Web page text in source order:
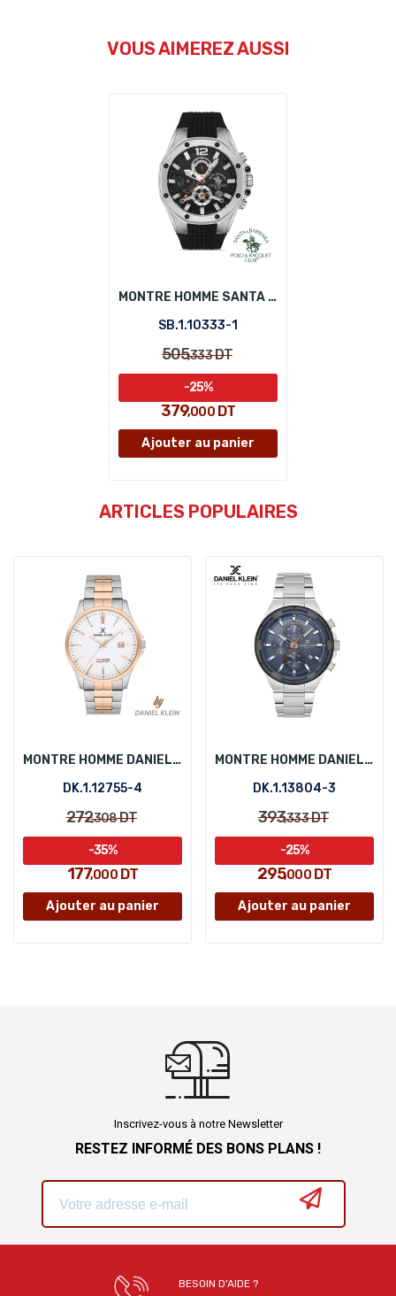
VOUS AIMEREZ AUSSI
MONTRE HOMME SANTA BARBARA POLO SB.1.10333-1
SB.1.10333-1
505,333DT
379,000DT
-25%
Ajouter au panier
ARTICLES POPULAIRES
MONTRE HOMME DANIEL KLEIN DK.1.12755-4
DK.1.12755-4
272,308DT
177,000DT
-35%
Ajouter au panier
MONTRE HOMME DANIEL KLEIN DK.1.13804-3
DK.1.13804-3
393,333DT
295,000DT
-25%
Ajouter au panier
Inscrivez-vous à notre Newsletter
RESTEZ INFORMÉ DES BONS PLANS !
BESOIN D'AIDE ?